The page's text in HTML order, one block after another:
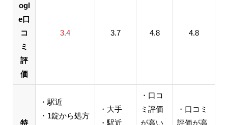
ogl
e口
コ
ミ
評
価
3.4 3.7 4.8 4.8
特
・駅近
・1錠から処方
・大手
・駅近
・口コ
ミ評価
が高い
・口コミ
評価が高